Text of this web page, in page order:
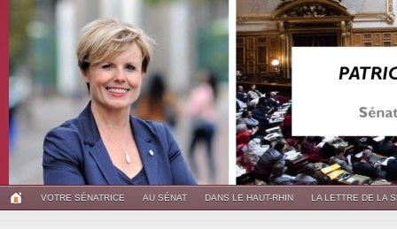
VOTRE SÉNATRICE AU SÉNAT DANS LE HAUT-RHIN LA LETTRE DE LA